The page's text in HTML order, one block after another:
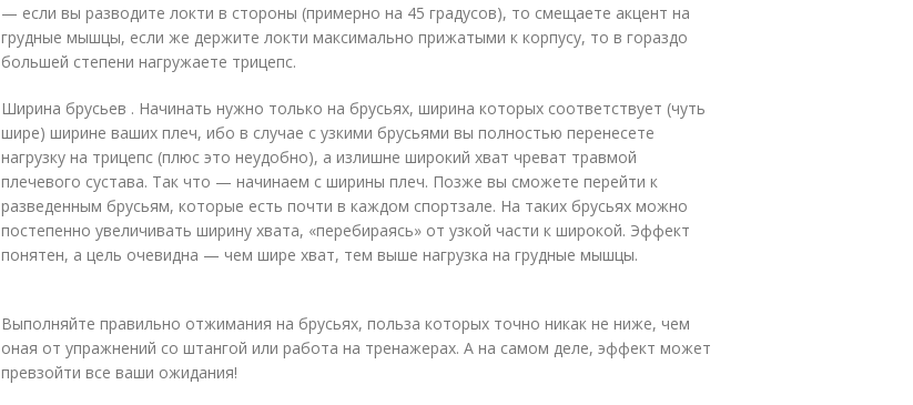
— если вы разводите локти в стороны (примерно на 45 градусов), то смещаете акцент на
грудные мышцы, если же держите локти максимально прижатыми к корпусу, то в гораздо
большей степени нагружаете трицепс.
Ширина брусьев . Начинать нужно только на брусьях, ширина которых соответствует (чуть
шире) ширине ваших плеч, ибо в случае с узкими брусьями вы полностью перенесете
нагрузку на трицепс (плюс это неудобно), а излишне широкий хват чреват травмой
плечевого сустава. Так что — начинаем с ширины плеч. Позже вы сможете перейти к
разведенным брусьям, которые есть почти в каждом спортзале. На таких брусьях можно
постепенно увеличивать ширину хвата, «перебираясь» от узкой части к широкой. Эффект
понятен, а цель очевидна — чем шире хват, тем выше нагрузка на грудные мышцы.
Выполняйте правильно отжимания на брусьях, польза которых точно никак не ниже, чем
оная от упражнений со штангой или работа на тренажерах. А на самом деле, эффект может
превзойти все ваши ожидания!